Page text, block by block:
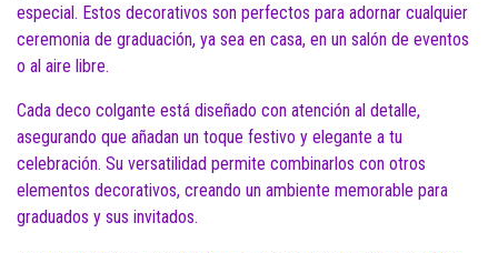
especial. Estos decorativos son perfectos para adornar cualquier
ceremonia de graduación, ya sea en casa, en un salón de eventos
o al aire libre.
Cada deco colgante está diseñado con atención al detalle,
asegurando que añadan un toque festivo y elegante a tu
celebración. Su versatilidad permite combinarlos con otros
elementos decorativos, creando un ambiente memorable para
graduados y sus invitados.